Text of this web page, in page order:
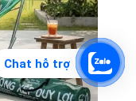
Chat hỗ trợ